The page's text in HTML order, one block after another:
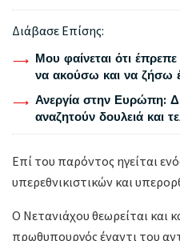
Διάβασε Επίσης:
Μου φαίνεται ότι
να ακούσω και να ζήσω
Ανεργία στην Ευρώπη:
αναζητούν δουλειά και
Επί του παρόντος ηγείται
υπερεθνικιστικών και
Ο Νετανιάχου θεωρείται και
πρωθυπουργός έναντι του